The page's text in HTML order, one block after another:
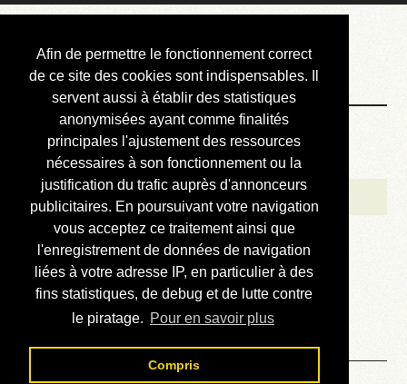
Afin de permettre le fonctionnement correct
de ce site des cookies sont indispensables. Il
servent aussi à établir des statistiques
anonymisées ayant comme finalités
principales l'ajustement des ressources
nécessaires à son fonctionnement ou la
justification du trafic auprès d'annonceurs
publicitaires. En poursuivant votre navigation
vous acceptez ce traitement ainsi que
l'enregistrement de données de navigation
liées à votre adresse IP, en particulier à des
fins statistiques, de debug et de lutte contre
le piratage. Pour en savoir plus
Compris
Courbis, « LE »
Blog Officiel
Bienvenue
Réalisations
Divers (et d’été)
Annonces
Liens externes
Téléchargement
Contact